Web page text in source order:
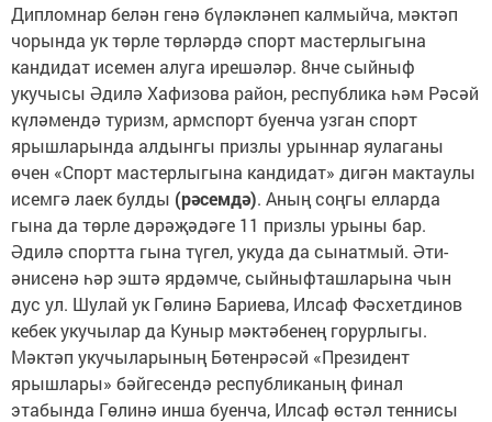
Дипломнар белән генә бүләкләнеп калмыйча, мәктәп
чорында ук төрле төрләрдә спорт мастерлыгына
кандидат исемен алуга ирешәләр. 8нче сыйныф
укучысы Әдилә Хафизова район, республика һәм Рәсәй
күләмендә туризм, армспорт буенча узган спорт
ярышларында алдынгы призлы урыннар яулаганы
өчен «Спорт мастерлыгына кандидат» дигән мактаулы
исемгә лаек булды (рәсемдә). Аның соңгы елларда
гына да төрле дәрәҗәдәге 11 призлы урыны бар.
Әдилә спортта гына түгел, укуда да сынатмый. Әти-
әнисенә һәр эштә ярдәмче, сыйныфташларына чын
дус ул. Шулай ук Гөлинә Бариева, Илсаф Фәсхетдинов
кебек укучылар да Куныр мәктәбенең горурлыгы.
Мәктәп укучыларының Бөтенрәсәй «Президент
ярышлары» бәйгесендә республиканың финал
этабында Гөлинә инша буенча, Илсаф өстәл теннисы